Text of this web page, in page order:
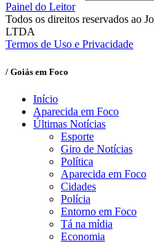
Painel do Leitor
Todos os direitos reservados ao
LTDA
Termos de Uso e Privacidade
/ Goiás em Foco
Início
Aparecida em Foco
Últimas Notícias
Esporte
Giro de Notícias
Política
Aparecida em Foco
Cidades
Polícia
Entorno em Foco
Tá na mídia
Economia